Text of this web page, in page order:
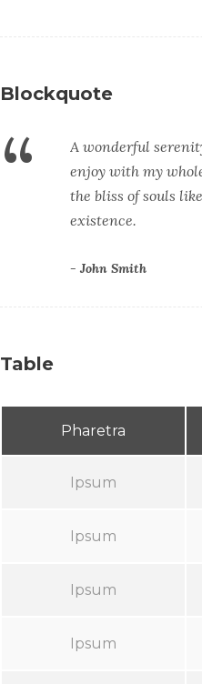
Blockquote
“
A wonderful
enjoy with my
the bliss of souls
existence.
John Smith
Table
Pharetra
Ipsum
Ipsum
Ipsum
Ipsum